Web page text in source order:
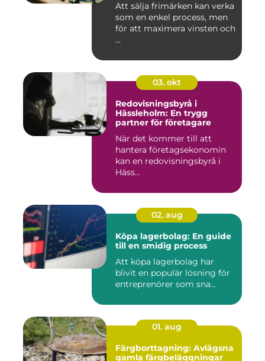
Att sälja frimärken kan verka
som en enkel process, men
för att maximera vinsten och
...
03. okt
Redovisningsbyrå i
Hässleholm: En trygg
partner för företagare
När det kommer till att
hantera företagsekonomin
kan en redovisningsbyrå i
Häss...
02. aug
Köpa lagerbolag: En guide
till en smidig process
Att köpa lagerbolag har
blivit en populär lösning för
entreprenörer som sna...
01. aug
Färgborttagning: Avlägsna
gamla färgbeläggningar